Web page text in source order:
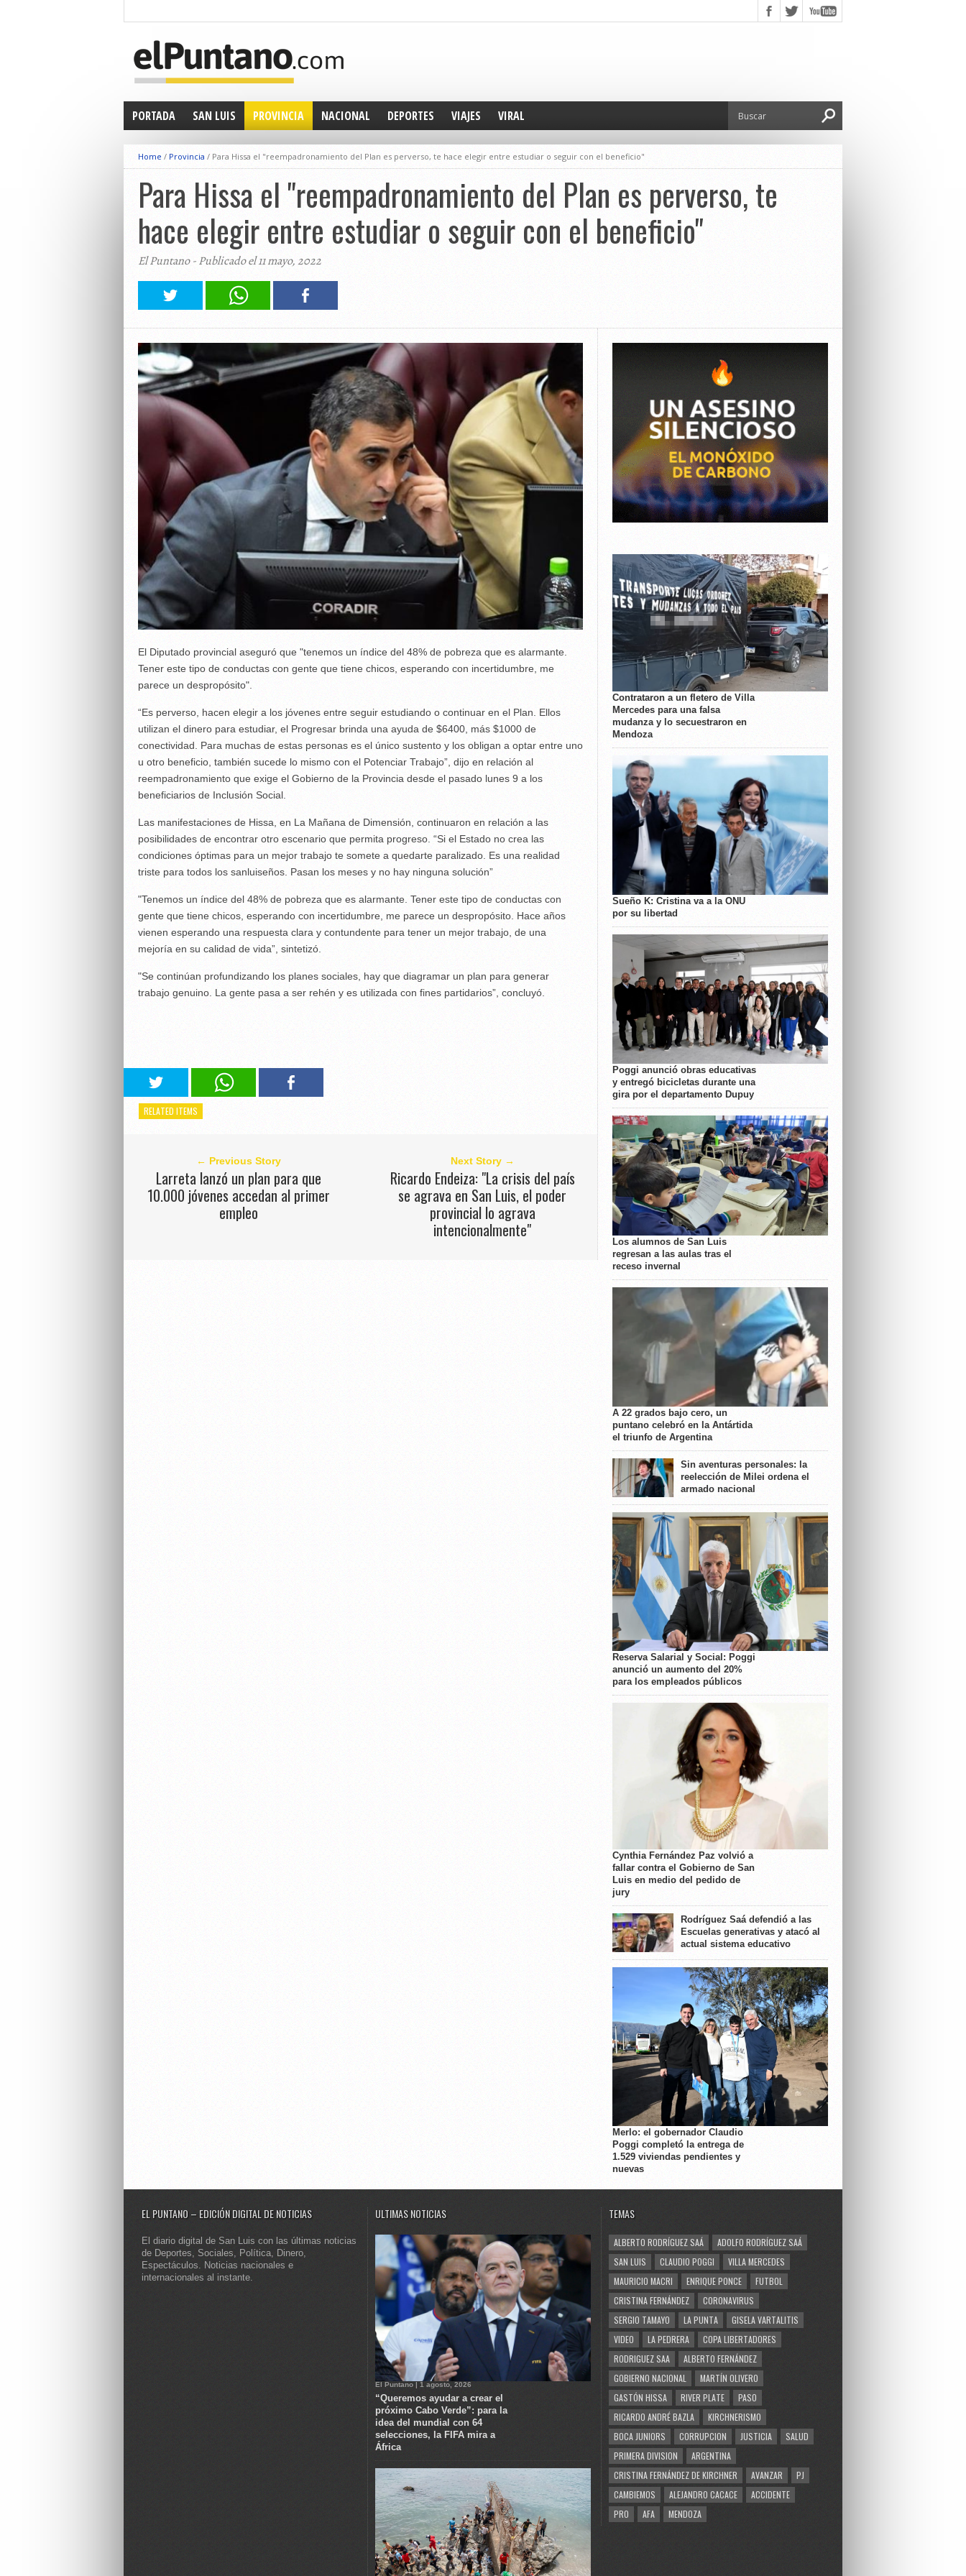
PORTADA SAN LUIS PROVINCIA NACIONAL DEPORTES VIAJES VIRAL
Home / Provincia / Para Hissa el "reempadronamiento del Plan es perverso, te hace elegir entre estudiar o seguir con el beneficio"
Para Hissa el "reempadronamiento del Plan es perverso, te
hace elegir entre estudiar o seguir con el beneficio"
El Puntano - Publicado el 11 mayo, 2022
El Diputado provincial aseguró que "tenemos un índice del 48% de pobreza que es alarmante.
Tener este tipo de conductas con gente que tiene chicos, esperando con incertidumbre, me
parece un despropósito".
“Es perverso, hacen elegir a los jóvenes entre seguir estudiando o continuar en el Plan. Ellos
utilizan el dinero para estudiar, el Progresar brinda una ayuda de $6400, más $1000 de
conectividad. Para muchas de estas personas es el único sustento y los obligan a optar entre uno
u otro beneficio, también sucede lo mismo con el Potenciar Trabajo”, dijo en relación al
reempadronamiento que exige el Gobierno de la Provincia desde el pasado lunes 9 a los
beneficiarios de Inclusión Social.
Las manifestaciones de Hissa, en La Mañana de Dimensión, continuaron en relación a las
posibilidades de encontrar otro escenario que permita progreso. “Si el Estado no crea las
condiciones óptimas para un mejor trabajo te somete a quedarte paralizado. Es una realidad
triste para todos los sanluiseños. Pasan los meses y no hay ninguna solución”
"Tenemos un índice del 48% de pobreza que es alarmante. Tener este tipo de conductas con
gente que tiene chicos, esperando con incertidumbre, me parece un despropósito. Hace años
vienen esperando una respuesta clara y contundente para tener un mejor trabajo, de una
mejoría en su calidad de vida”, sintetizó.
"Se continúan profundizando los planes sociales, hay que diagramar un plan para generar
trabajo genuino. La gente pasa a ser rehén y es utilizada con fines partidarios”, concluyó.
RELATED ITEMS
← Previous Story
Larreta lanzó un plan para que
10.000 jóvenes accedan al primer
empleo
Next Story →
Ricardo Endeiza: "La crisis del país
se agrava en San Luis, el poder
provincial lo agrava
intencionalmente"
Contrataron a un fletero de Villa
Mercedes para una falsa
mudanza y lo secuestraron en
Mendoza
Sueño K: Cristina va a la ONU
por su libertad
Poggi anunció obras educativas
y entregó bicicletas durante una
gira por el departamento Dupuy
Los alumnos de San Luis
regresan a las aulas tras el
receso invernal
A 22 grados bajo cero, un
puntano celebró en la Antártida
el triunfo de Argentina
Sin aventuras personales: la
reelección de Milei ordena el
armado nacional
Reserva Salarial y Social: Poggi
anunció un aumento del 20%
para los empleados públicos
Cynthia Fernández Paz volvió a
fallar contra el Gobierno de San
Luis en medio del pedido de
jury
Rodríguez Saá defendió a las
Escuelas generativas y atacó al
actual sistema educativo
Merlo: el gobernador Claudio
Poggi completó la entrega de
1.529 viviendas pendientes y
nuevas
EL PUNTANO – EDICIÓN DIGITAL DE NOTICIAS
El diario digital de San Luis con las últimas noticias
de Deportes, Sociales, Política, Dinero,
Espectáculos. Noticias nacionales e
internacionales al instante.
ULTIMAS NOTICIAS
El Puntano | 1 agosto, 2026
“Queremos ayudar a crear el
próximo Cabo Verde”: para la
idea del mundial con 64
selecciones, la FIFA mira a
África
TEMAS
ALBERTO RODRÍGUEZ SAÁ
ADOLFO RODRÍGUEZ SAÁ
SAN LUIS
CLAUDIO POGGI
VILLA MERCEDES
MAURICIO MACRI
ENRIQUE PONCE
FUTBOL
CRISTINA FERNÁNDEZ
CORONAVIRUS
SERGIO TAMAYO
LA PUNTA
GISELA VARTALITIS
VIDEO
LA PEDRERA
COPA LIBERTADORES
RODRIGUEZ SAA
ALBERTO FERNÁNDEZ
GOBIERNO NACIONAL
MARTÍN OLIVERO
GASTÓN HISSA
RIVER PLATE
PASO
RICARDO ANDRÉ BAZLA
KIRCHNERISMO
BOCA JUNIORS
CORRUPCION JUSTICIA
SALUD
PRIMERA DIVISION
ARGENTINA
CRISTINA FERNÁNDEZ DE KIRCHNER
AVANZAR
PJ
CAMBIEMOS
ALEJANDRO CACACE
ACCIDENTE
PRO
AFA MENDOZA